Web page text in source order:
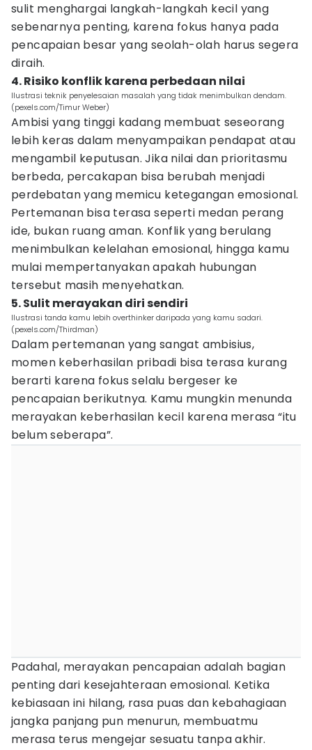
sulit menghargai langkah-langkah kecil yang
sebenarnya penting, karena fokus hanya pada
pencapaian besar yang seolah-olah harus segera
diraih.
4. Risiko konflik karena perbedaan nilai
Ilustrasi teknik penyelesaian masalah yang tidak menimbulkan dendam.
(pexels.com/Timur Weber)
Ambisi yang tinggi kadang membuat seseorang
lebih keras dalam menyampaikan pendapat atau
mengambil keputusan. Jika nilai dan prioritasmu
berbeda, percakapan bisa berubah menjadi
perdebatan yang memicu ketegangan emosional.
Pertemanan bisa terasa seperti medan perang
ide, bukan ruang aman. Konflik yang berulang
menimbulkan kelelahan emosional, hingga kamu
mulai mempertanyakan apakah hubungan
tersebut masih menyehatkan.
5. Sulit merayakan diri sendiri
Ilustrasi tanda kamu lebih overthinker daripada yang kamu sadari.
(pexels.com/Thirdman)
Dalam pertemanan yang sangat ambisius,
momen keberhasilan pribadi bisa terasa kurang
berarti karena fokus selalu bergeser ke
pencapaian berikutnya. Kamu mungkin menunda
merayakan keberhasilan kecil karena merasa “itu
belum seberapa”.
Padahal, merayakan pencapaian adalah bagian
penting dari kesejahteraan emosional. Ketika
kebiasaan ini hilang, rasa puas dan kebahagiaan
jangka panjang pun menurun, membuatmu
merasa terus mengejar sesuatu tanpa akhir.